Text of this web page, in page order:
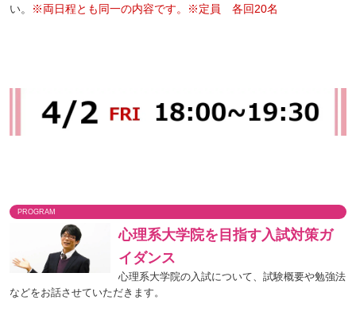
い。
※両日程とも同一の内容です。※定員 各回20名
PROGRAM
心理系大学院を目指す入試対策ガ
イダンス
心理系大学院の入試について、試験概要や勉強法
などをお話させていただきます。